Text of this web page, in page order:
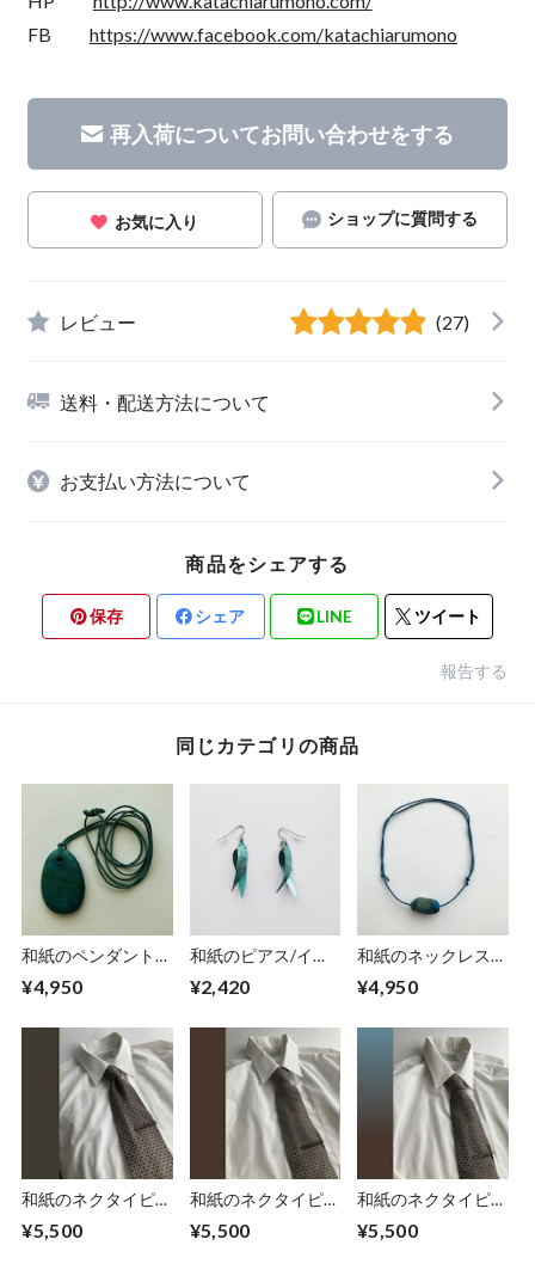
FB https://www.facebook.com/katachiarumono
再入荷についてお問い合わせをする
お気に入り ショップに質問する
レビュー (27)
送料・配送方法について
お支払い方法について
商品をシェアする
保存 シェア LINE ツイート
報告する
同じカテゴリの商品
和紙のペンダント
¥4,950
和紙のピアス/イヤ
アブルー】S
¥2,420
和紙のネックレス
¥4,950
和紙のネクタイピ
¥5,500
和紙のネクタイピ
¥5,500
和紙のネクタイピ
¥5,500